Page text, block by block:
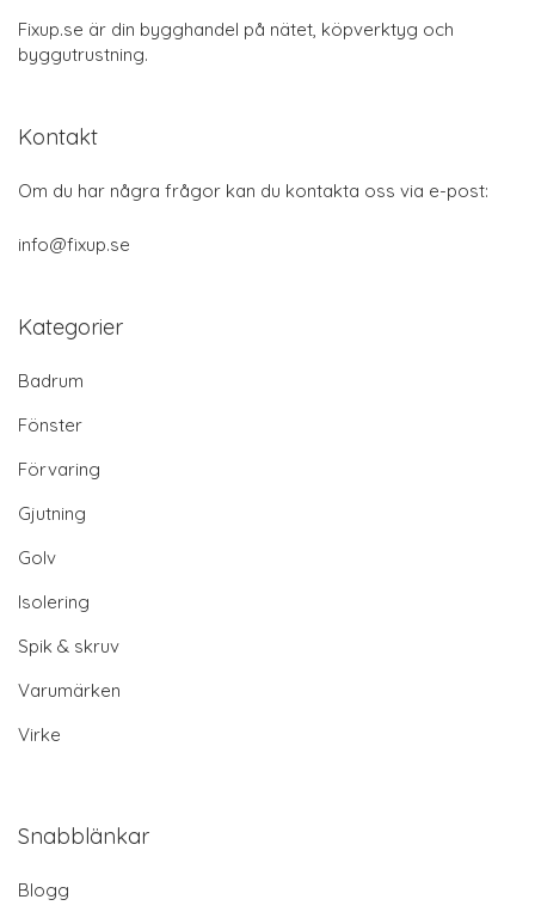
Fixup.se är din bygghandel på nätet, köpverktyg och
byggutrustning.
Kontakt
Om du har några frågor kan du kontakta oss via e-post:
info@fixup.se
Kategorier
Badrum
Fönster
Förvaring
Gjutning
Golv
Isolering
Spik & skruv
Varumärken
Virke
Snabblänkar
Blogg